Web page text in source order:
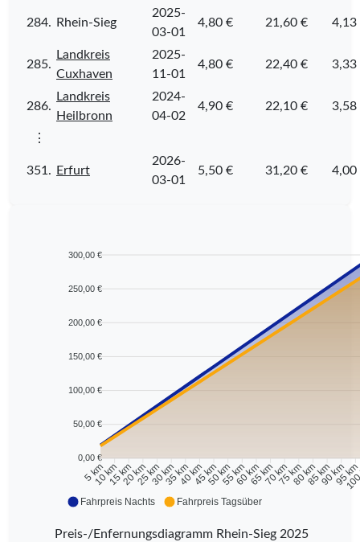
284. Rhein-Sieg
2025-
03-01
4,80 € 21,60 € 4,13
285.
Landkreis
Cuxhaven
2025-
11-01
4,80 € 22,40 € 3,33
286.
Landkreis
Heilbronn
2024-
04-02
4,90 € 22,10 € 3,58
⋮
351. Erfurt
2026-
03-01
5,50 € 31,20 € 4,00
300,00 €
250,00 €
200,00 €
150,00 €
100,00 €
50,00 €
0,00 €
5 km
10 km15 km20 km25 km30 km35 km40 km45 km50 km55 km60 km65 km70 km75 km80 km85 km90 km95 km
Fahrpreis Nachts Fahrpreis Tagsüber
Preis-/Enfernungsdiagramm Rhein-Sieg 2025